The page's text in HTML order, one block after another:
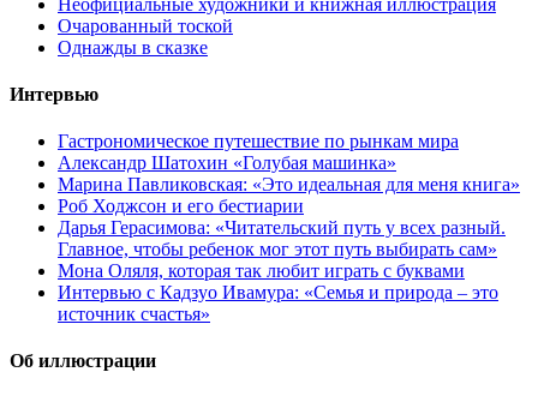
Очарованный тоской
Однажды в сказке
Интервью
Гастрономическое путешествие по рынкам мира
Александр Шатохин «Голубая машинка»
Марина Павликовская: «Это идеальная для меня книга»
Роб Ходжсон и его бестиарии
Дарья Герасимова: «Читательский путь у всех разный.
Главное, чтобы ребенок мог этот путь выбирать сам»
Мона Оляля, которая так любит играть с буквами
Интервью с Кадзуо Ивамура: «Семья и природа – это
источник счастья»
Об иллюстрации